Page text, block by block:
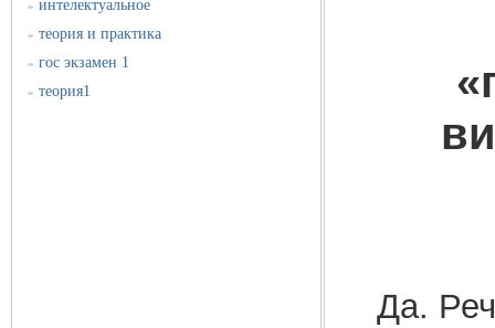
» интелектуальное
» теория и практика
» гос экзамен 1
» теория1
Да.